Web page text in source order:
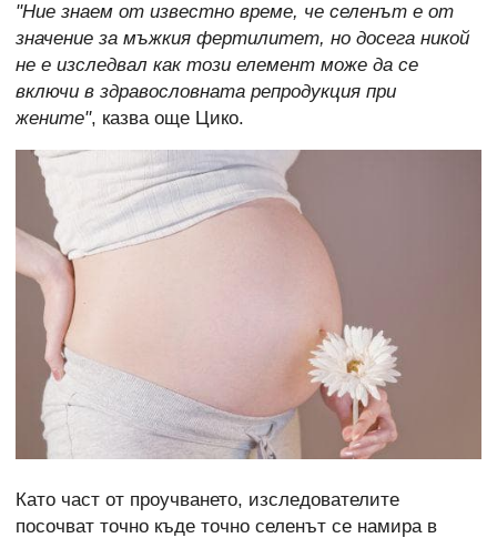
"Ние знаем от известно време, че селенът е от
значение за мъжкия фертилитет, но досега никой
не е изследвал как този елемент може да се
включи в здравословната репродукция при
жените", казва още Цико.
Като част от проучването, изследователите
посочват точно къде точно селенът се намира в